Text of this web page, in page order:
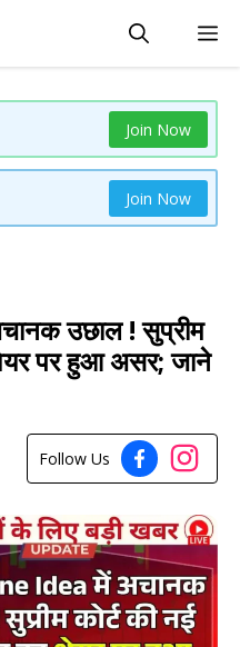
Join Now
Join Now
उछाल ! सुप्रीम
पर हुआ असर; जाने
Follow Us